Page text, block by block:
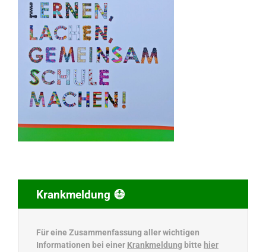
Krankmeldung 😷
Für eine Zusammenfassung aller wichtigen
Informationen bei einer Krankmeldung bitte hier